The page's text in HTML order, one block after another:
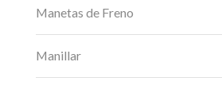
Manetas de Freno
Manillar